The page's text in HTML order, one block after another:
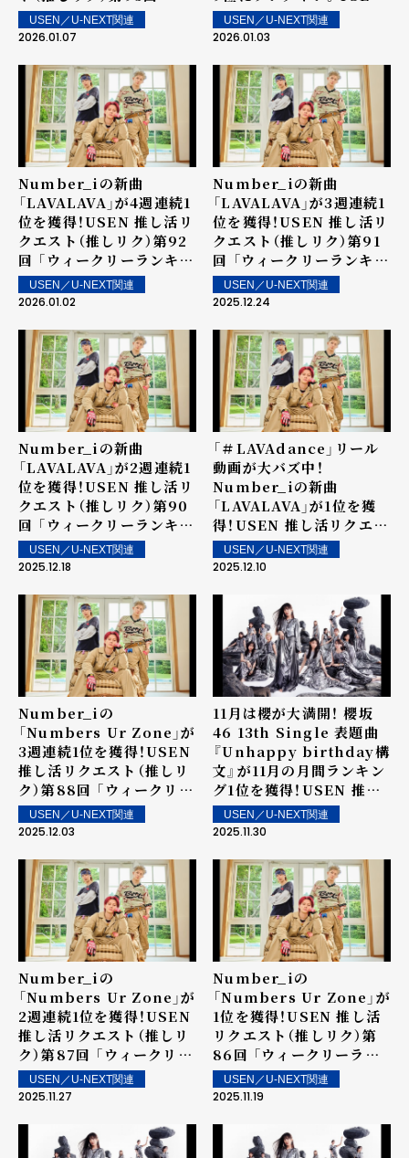
ィークリーランキング」を
発表！～ 上位ランクイン楽
中・店内で配信
USEN／U-NEXT関連
2026.01.07
推し活リクエスト（推しリ
ク） 「12月マンスリーラン
USEN／U-NEXT関連
2026.01.03
Number_iの新曲
「LAVALAVA」が4週連続1
位を獲得！USEN 推し活リ
クエスト（推しリク）第92
回 「ウィークリーランキン
グ」を発表！～ 上位ランク
イン楽曲は明日1月3日
USEN／U-NEXT関連
2026.01.02
Number_iの新曲
「LAVALAVA」が3週連続1
位を獲得！USEN 推し活リ
クエスト（推しリク）第91
回 「ウィークリーランキン
グ」を発表！～ 上位ランク
イン楽曲は街中・店内で配
USEN／U-NEXT関連
2025.12.24
Number_iの新曲
「LAVALAVA」が2週連続1
位を獲得！USEN 推し活リ
クエスト（推しリク）第90
回 「ウィークリーランキン
グ」を発表！～ 上位ランク
イン楽曲は街中・店内で配
USEN／U-NEXT関連
2025.12.18
「＃LAVAdance」リール
動画が⼤バズ中！
Number_iの新曲
「LAVALAVA」が1位を獲
得！USEN 推し活リクエス
ト（推しリク）第89回 「ウ
ィークリーランキング」を
曲は街中・店内で配信！
USEN／U-NEXT関連
2025.12.10
Number_iの
「Numbers Ur Zone」が
3週連続1位を獲得！USEN
推し活リクエスト（推しリ
ク）第88回 「ウィークリー
ランキング」を発表！～ 上
位ランクイン楽曲は街中・
USEN／U-NEXT関連
2025.12.03
11月は櫻が大満開！ 櫻坂
46 13th Single 表題曲
『Unhappy birthday構
文』が11月の月間ランキン
グ1位を獲得！USEN 推し
活リクエスト（推しリク）
「11月マンスリーランキン
USEN／U-NEXT関連
2025.11.30
Number_iの
「Numbers Ur Zone」が
2週連続1位を獲得！USEN
推し活リクエスト（推しリ
ク）第87回 「ウィークリー
ランキング」を発表！～ 上
位ランクイン楽曲は街中・
USEN／U-NEXT関連
2025.11.27
Number_iの
「Numbers Ur Zone」が
1位を獲得！USEN 推し活
リクエスト（推しリク）第
86回 「ウィークリーラン
キング」を発表！～ 上位ラ
ンクイン楽曲は街中・店内
USEN／U-NEXT関連
2025.11.19